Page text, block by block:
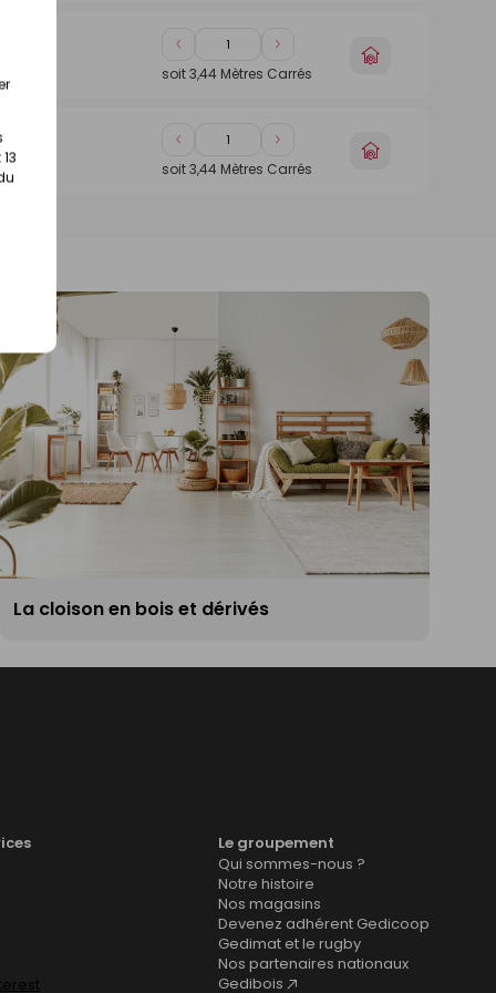
Diminuer
de
Augmenter
de
soit3,44 Mètres Carrés
Choisir
Diminuer
de
Augmenter
de
soit3,44 Mètres Carrés
Choisir
La cloison en bois et dérivés
Le groupement
Qui sommes-nous ?
Notre histoire
Nos magasins
Devenez adhérent Gedicoop
Gedimat et le rugby
Nos partenaires nationaux
Gedibois